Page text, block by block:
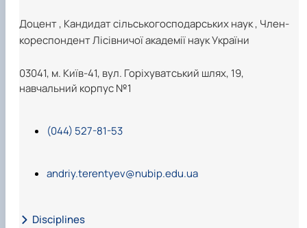
03041, м. Київ-41, вул. Горіхуватський шлях, 19,
навчальний корпус №1
(044) 527-81-53
andriy.terentyev@nubip.edu.ua
Доцент, Кандидат сільськогосподарських наук, Член-
кореспондент Лісівничої академії наук України
Disciplines